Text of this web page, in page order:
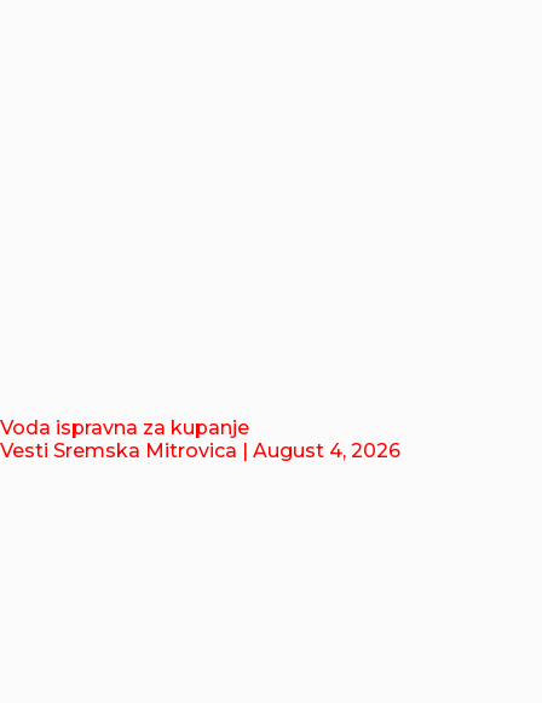
Voda ispravna za kupanje
Vesti Sremska Mitrovica | August 4, 2026